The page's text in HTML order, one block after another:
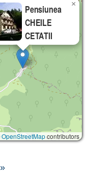
Pensiunea
CHEILE
CETATII
×
OpenStreetMapcontributors